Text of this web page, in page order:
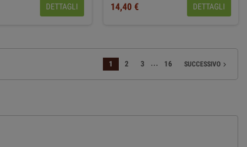
DETTAGLI 14,40 € DETTAGLI
1 2 3 … 16 SUCCESSIVO